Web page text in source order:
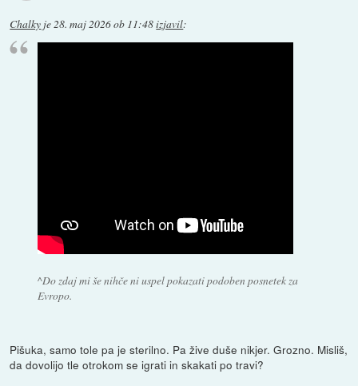
Chalky je28. maj 2026 ob 11:48izjavil:
^Do zdaj mi še nihče ni uspel pokazati podoben posnetek za
Evropo.
Pišuka, samo tole pa je sterilno. Pa žive duše nikjer. Grozno. Misliš,
da dovolijo tle otrokom se igrati in skakati po travi?